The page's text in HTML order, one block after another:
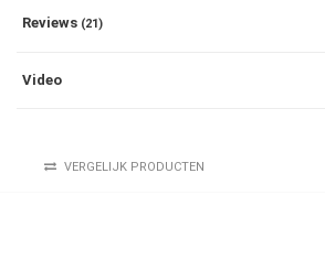
Reviews (21)
Video
VERGELIJK PRODUCTEN